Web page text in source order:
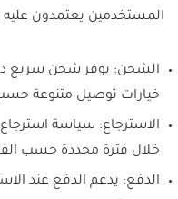
المستخدمين يعتمدون
الشحن: يوفر شحن سريع
خيارات توصيل متنوعة
الاسترجاع: سياسة
خلال فترة محددة حسب
الدفع: يدعم الدفع عند